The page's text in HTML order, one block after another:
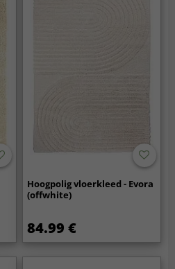
Hoogpolig vloerkleed - Evora
(offwhite)
84.99 €